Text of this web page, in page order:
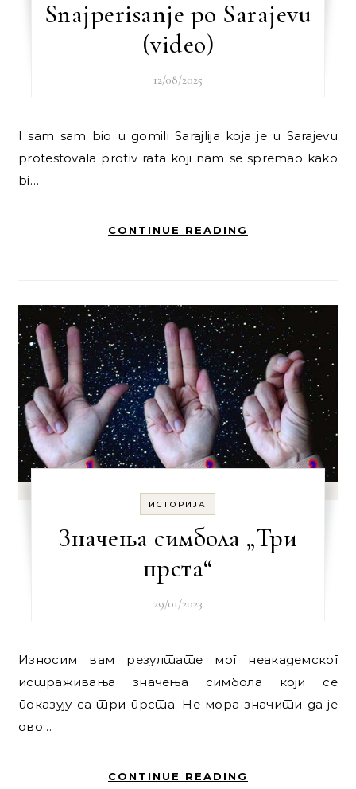
Snajperisanje po Sarajevu
(video)
12/08/2025
I sam sam bio u gomili Sarajlija koja je u Sarajevu
protestovala protiv rata koji nam se spremao kako
bi…
CONTINUE READING
ИСТОРИЈА
Значења симбола „Три
прста“
29/01/2023
Износим вам резултате мог неакадемског
истраживања значења симбола који се
показују са три прста. Не мора значити да је
ово…
CONTINUE READING